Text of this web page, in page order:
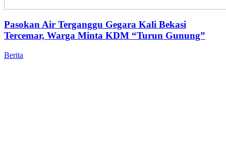
Pasokan Air Terganggu Gegara Kali Bekasi
Tercemar, Warga Minta KDM “Turun Gunung”
Berita